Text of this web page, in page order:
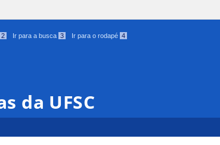
2 Ir para a busca 3 Ir para o rodapé 4
da UFSC